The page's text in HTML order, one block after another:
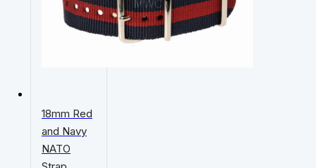
18mm Red
and Navy
NATO